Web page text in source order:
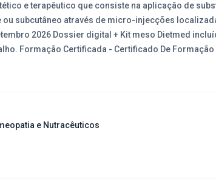
e terapêutico que consiste na aplicação de
ou subcutâneo através de micro-injecções
2026 Dossier digital + Kit meso Dietmed
Formação Certificada - Certificado De Formação
e Nutracêuticos